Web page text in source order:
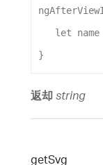
let
name
}
返却 string
getSvg